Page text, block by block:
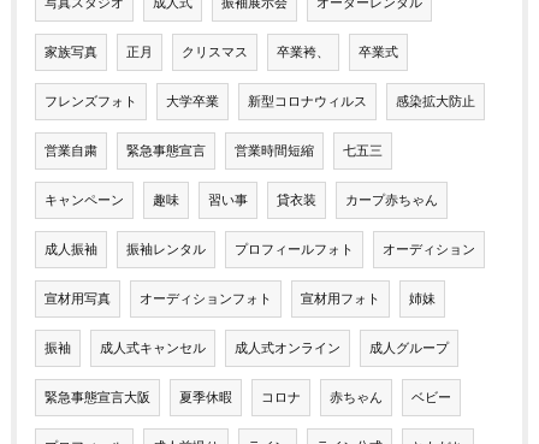
写真スタジオ 成人式 振袖展示会 オーダーレンタル
家族写真 正月 クリスマス 卒業袴、 卒業式
フレンズフォト 大学卒業 新型コロナウィルス 感染拡大防止
営業自粛 緊急事態宣言 営業時間短縮 七五三
キャンペーン 趣味 習い事 貸衣装 カープ赤ちゃん
成人振袖 振袖レンタル プロフィールフォト オーディション
宣材用写真 オーディションフォト 宣材用フォト 姉妹
振袖 成人式キャンセル 成人式オンライン 成人グループ
緊急事態宣言大阪 夏季休暇 コロナ 赤ちゃん ベビー